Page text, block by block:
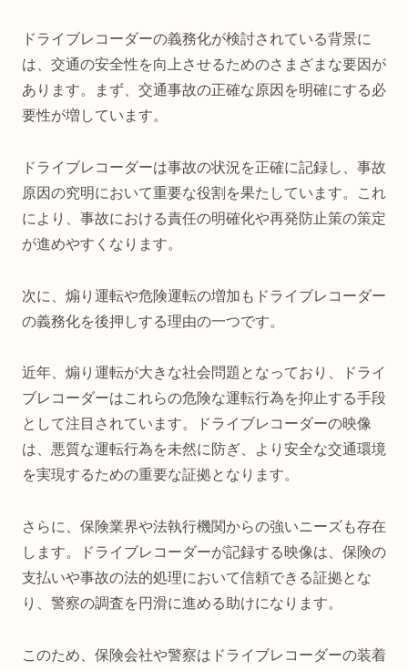
ドライブレコーダーの義務化が検討されている背景に
は、交通の安全性を向上させるためのさまざまな要因が
あります。まず、交通事故の正確な原因を明確にする必
要性が増しています。
ドライブレコーダーは事故の状況を正確に記録し、事故
原因の究明において重要な役割を果たしています。これ
により、事故における責任の明確化や再発防止策の策定
が進めやすくなります。
次に、煽り運転や危険運転の増加もドライブレコーダー
の義務化を後押しする理由の一つです。
近年、煽り運転が大きな社会問題となっており、ドライ
ブレコーダーはこれらの危険な運転行為を抑止する手段
として注目されています。ドライブレコーダーの映像
は、悪質な運転行為を未然に防ぎ、より安全な交通環境
を実現するための重要な証拠となります。
さらに、保険業界や法執行機関からの強いニーズも存在
します。ドライブレコーダーが記録する映像は、保険の
支払いや事故の法的処理において信頼できる証拠とな
り、警察の調査を円滑に進める助けになります。
このため、保険会社や警察はドライブレコーダーの装着